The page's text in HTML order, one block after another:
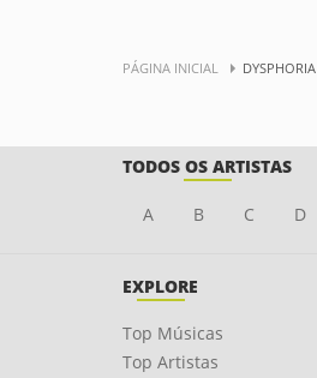
PÁGINA INICIAL DYSPHORIA
TODOS OS ARTISTAS
A B C D
EXPLORE
Top Músicas
Top Artistas